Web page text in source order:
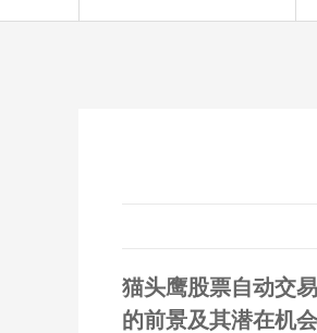
猫头鹰股票自动交
的前景及其潜在机会